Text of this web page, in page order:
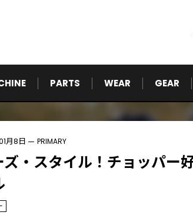
PARTS WEAR GEAR
月8日 PRIMARY
・スタイル！チョッパー